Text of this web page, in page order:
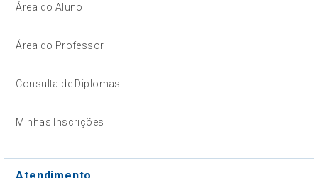
Área do Aluno
Área do Professor
Consulta de Diplomas
Minhas Inscrições